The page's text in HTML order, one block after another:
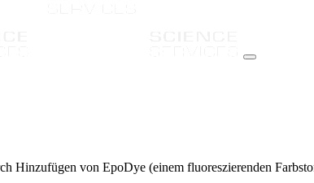
Hinzufügen von EpoDye (einem fluoreszierenden